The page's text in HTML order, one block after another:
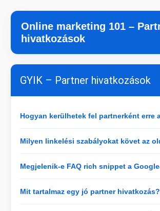
Online marketing 101 –
hivatkozások
GYIK – Partner hivatkozások
Hogyan kerülhetek fel partnerként erre
Milyen linkelési szabályokat követ az
Megjelenik-e FAQ rich snippet a
Mit tartalmaz egy jó partner hivatkozás?